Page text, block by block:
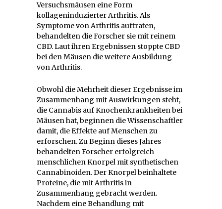
Versuchsmäusen eine Form
kollageninduzierter Arthritis. Als
Symptome von Arthritis auftraten,
behandelten die Forscher sie mit reinem
CBD. Laut ihren Ergebnissen stoppte CBD
bei den Mäusen die weitere Ausbildung
von Arthritis.
Obwohl die Mehrheit dieser Ergebnisse im
Zusammenhang mit Auswirkungen steht,
die Cannabis auf Knochenkrankheiten bei
Mäusen hat, beginnen die Wissenschaftler
damit, die Effekte auf Menschen zu
erforschen. Zu Beginn dieses Jahres
behandelten Forscher erfolgreich
menschlichen Knorpel mit synthetischen
Cannabinoiden. Der Knorpel beinhaltete
Proteine, die mit Arthritis in
Zusammenhang gebracht werden.
Nachdem eine Behandlung mit